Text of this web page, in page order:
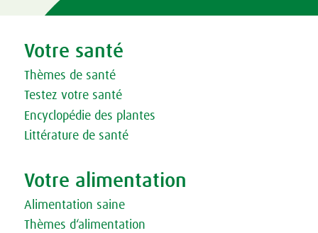
Votre santé
Thèmes de santé
Testez votre santé
Encyclopédie des plantes
Littérature de santé
Votre alimentation
Alimentation saine
Thèmes d‘alimentation